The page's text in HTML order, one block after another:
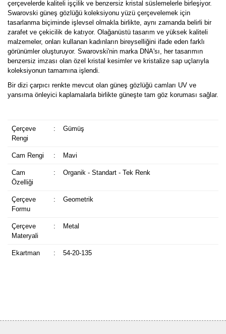
çerçevelerde kaliteli işçilik ve benzersiz kristal süslemelerle birleşiyor.
Swarovski güneş gözlüğü koleksiyonu yüzü çerçevelemek için
tasarlanma biçiminde işlevsel olmakla birlikte, aynı zamanda belirli bir
zarafet ve çekicilik de katıyor. Olağanüstü tasarım ve yüksek kaliteli
malzemeler, onları kullanan kadınların bireyselliğini ifade eden farklı
görünümler oluşturuyor. Swarovski'nin marka DNA'sı, her tasarımın
benzersiz imzası olan özel kristal kesimler ve kristalize sap uçlarıyla
koleksiyonun tamamına işlendi.
Bir dizi çarpıcı renkte mevcut olan güneş gözlüğü camları UV ve
yansıma önleyici kaplamalarla birlikte güneşte tam göz koruması sağlar.
Çerçeve
Rengi
: Gümüş
Cam Rengi : Mavi
Cam
Özelliği
: Organik - Standart - Tek Renk
Çerçeve
Formu
: Geometrik
Çerçeve
Materyali
: Metal
Ekartman : 54-20-135